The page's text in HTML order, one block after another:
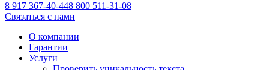
8 917 367-40-448 800 511-31-08
Связаться с нами
О компании
Гарантии
Услуги